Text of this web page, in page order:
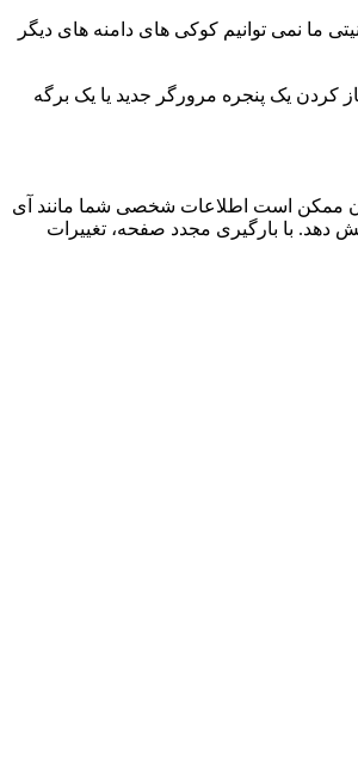
ما نمی توانیم کوکی های دامنه های دیگر
داریم. در غیر این صورت هنگام باز کردن یک پنجره مرورگر جدید یا یک برگه
ممکن است اطلاعات شخصی شما مانند آی
دهد. با بارگیری مجدد صفحه، تغییرات